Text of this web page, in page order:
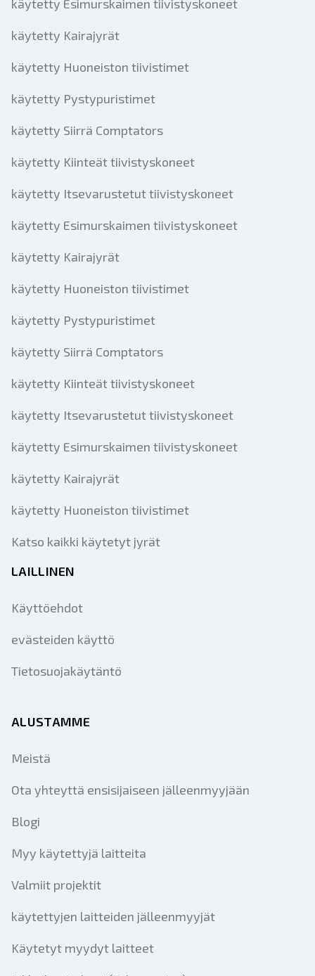
käytetty Esimurskaimen tiivistyskoneet
käytetty Kairajyrät
käytetty Huoneiston tiivistimet
käytetty Pystypuristimet
käytetty Siirrä Comptators
käytetty Kiinteät tiivistyskoneet
käytetty Itsevarustetut tiivistyskoneet
käytetty Esimurskaimen tiivistyskoneet
käytetty Kairajyrät
käytetty Huoneiston tiivistimet
käytetty Pystypuristimet
käytetty Siirrä Comptators
käytetty Kiinteät tiivistyskoneet
käytetty Itsevarustetut tiivistyskoneet
käytetty Esimurskaimen tiivistyskoneet
käytetty Kairajyrät
käytetty Huoneiston tiivistimet
Katso kaikki käytetyt jyrät
LAILLINEN
Käyttöehdot
evästeiden käyttö
Tietosuojakäytäntö
ALUSTAMME
Meistä
Ota yhteyttä ensisijaiseen jälleenmyyjään
Blogi
Myy käytettyjä laitteita
Valmiit projektit
käytettyjen laitteiden jälleenmyyjät
Käytetyt myydyt laitteet